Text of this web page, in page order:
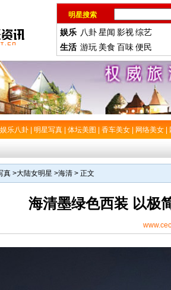
明星搜索
娱乐 八卦星闻 影视综艺
生活 游玩 美食 百味便民
娱乐八卦 明星写真 体坛美图 香车美女 网络美女
真 >大陆女明星 >海清 > 正文
海清墨绿色西装 以极